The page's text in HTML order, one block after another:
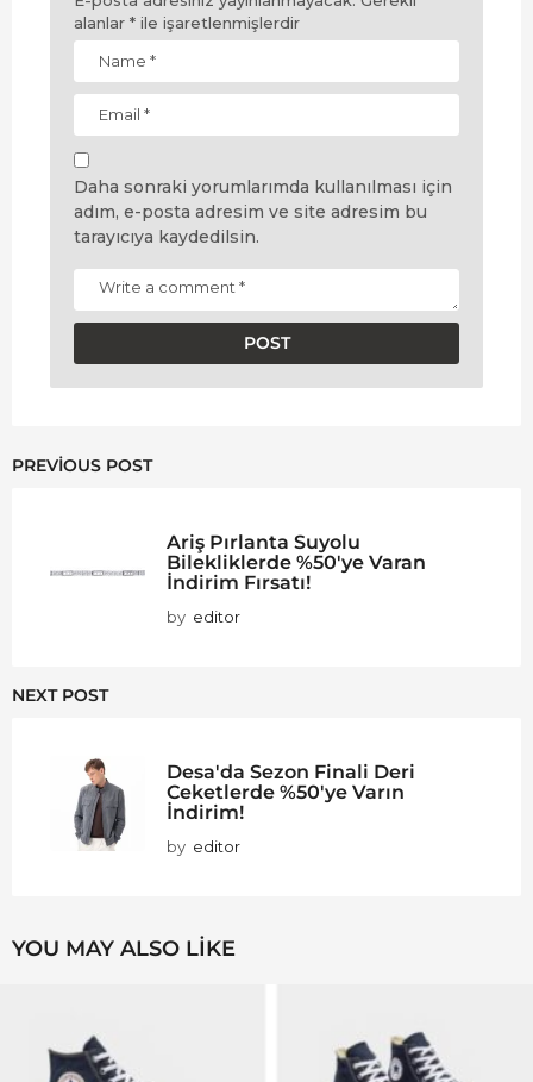
alanlar * ile işaretlenmişlerdir
Daha sonraki yorumlarımda kullanılması için
adım, e-posta adresim ve site adresim bu
tarayıcıya kaydedilsin.
PREVIOUS POST
Ariş Pırlanta Suyolu
Bilekliklerde %50'ye Varan
İndirim Fırsatı!
by editor
NEXT POST
Desa'da Sezon Finali Deri
Ceketlerde %50'ye Varın
İndirim!
by editor
YOU MAY ALSO LIKE